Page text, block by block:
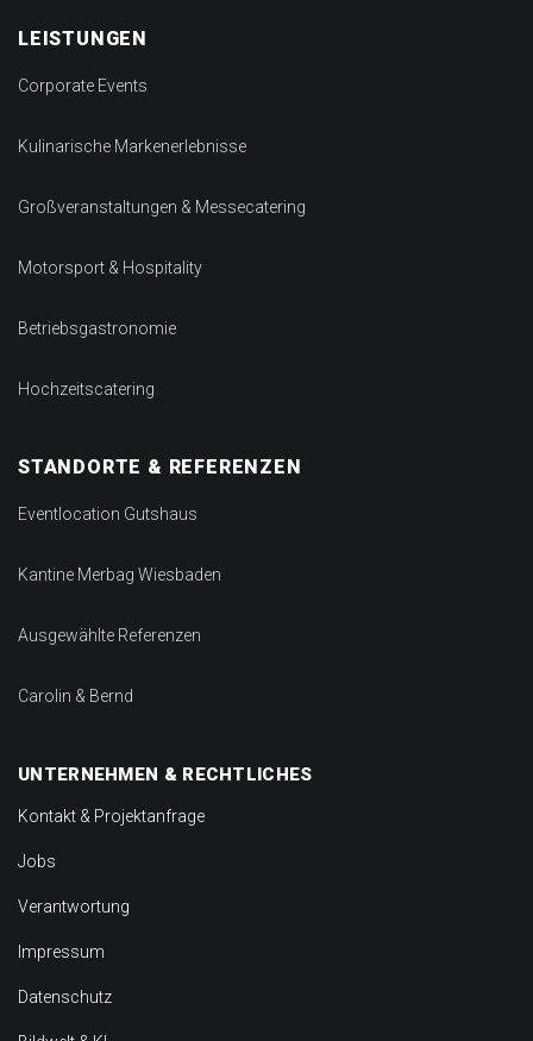
LEISTUNGEN
Corporate Events
Kulinarische Markenerlebnisse
Großveranstaltungen & Messecatering
Motorsport & Hospitality
Betriebsgastronomie
Hochzeitscatering
STANDORTE & REFERENZEN
Eventlocation Gutshaus
Kantine Merbag Wiesbaden
Ausgewählte Referenzen
Carolin & Bernd
UNTERNEHMEN & RECHTLICHES
Kontakt & Projektanfrage
Jobs
Verantwortung
Impressum
Datenschutz